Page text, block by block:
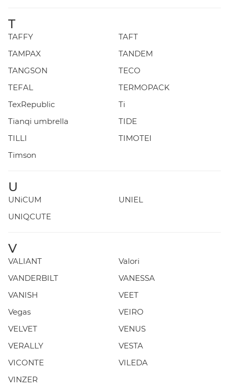
T
TAFFY
TAFT
TAMPAX
TANDEM
TANGSON
TECO
TEFAL
TERMOPACK
TexRepublic
Ti
Tianqi umbrella
TIDE
TILLI
TIMOTEI
Timson
U
UNiCUM
UNIEL
UNIQCUTE
V
VALIANT
Valori
VANDERBILT
VANESSA
VANISH
VEET
Vegas
VEIRO
VELVET
VENUS
VERALLY
VESTA
VICONTE
VILEDA
VINZER